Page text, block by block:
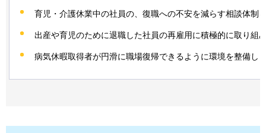
育児・介護休業中の社員の、復職への不安を減らす相談体制
出産や育児のために退職した社員の再雇用に積極的に取り組
病気休暇取得者が円滑に職場復帰できるように環境を整備し